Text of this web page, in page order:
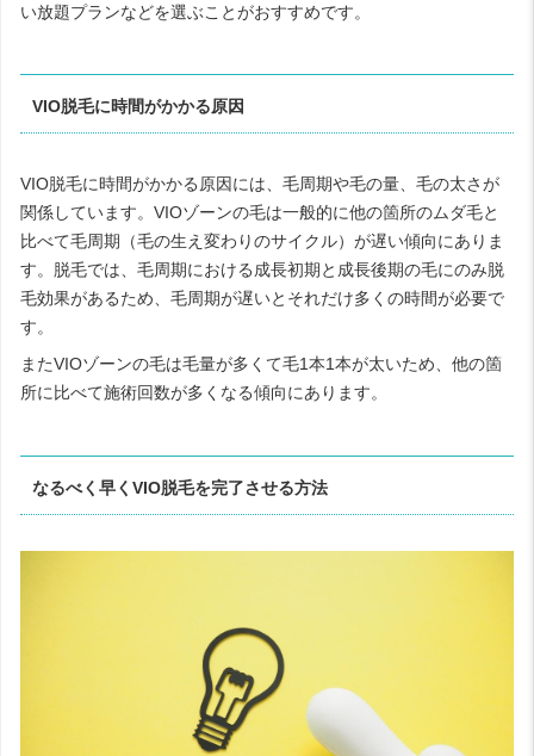
い放題プランなどを選ぶことがおすすめです。
VIO脱毛に時間がかかる原因
VIO脱毛に時間がかかる原因には、毛周期や毛の量、毛の太さが
関係しています。VIOゾーンの毛は一般的に他の箇所のムダ毛と
比べて毛周期（毛の生え変わりのサイクル）が遅い傾向にありま
す。脱毛では、毛周期における成長初期と成長後期の毛にのみ脱
毛効果があるため、毛周期が遅いとそれだけ多くの時間が必要で
す。
またVIOゾーンの毛は毛量が多くて毛1本1本が太いため、他の箇
所に比べて施術回数が多くなる傾向にあります。
なるべく早くVIO脱毛を完了させる方法